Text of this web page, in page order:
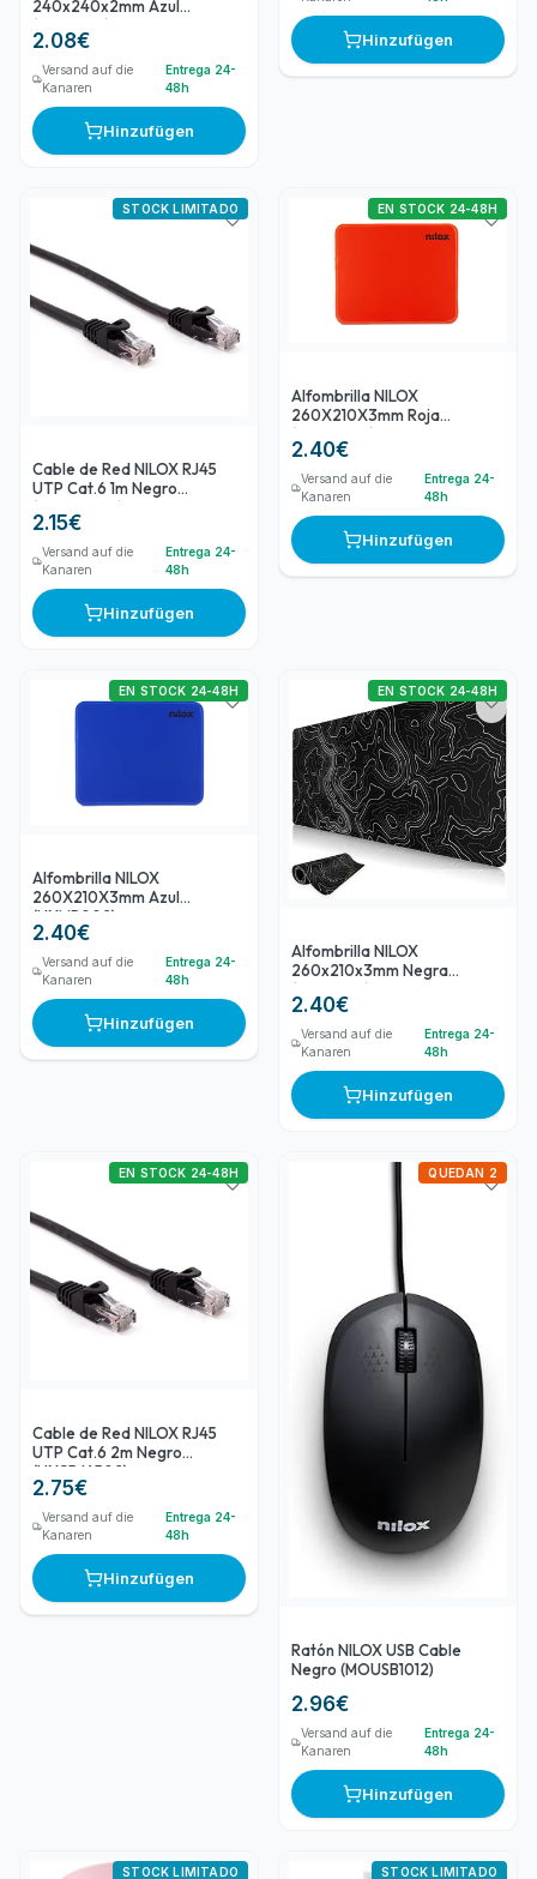
240x240x2mm Azul
(NXMP012)
2.08€
Versand auf die
Kanaren
Entrega 24-
48h
Hinzufügen
Hinzufügen
Cable de Red NILOX RJ45
UTP Cat.6 1m Negro
(NXCRJ4501)
2.15€
STOCK LIMITADO
Versand auf die
Kanaren
Entrega 24-
48h
Hinzufügen
Alfombrilla NILOX
260X210X3mm Roja
(NXMP003)
2.40€
EN STOCK 24-48H
Versand auf die
Kanaren
Entrega 24-
48h
Hinzufügen
Alfombrilla NILOX
260X210X3mm Azul
(NXMP002)
2.40€
EN STOCK 24-48H
Versand auf die
Kanaren
Entrega 24-
48h
Hinzufügen
Alfombrilla NILOX
260x210x3mm Negra
(NXMP001)
2.40€
EN STOCK 24-48H
Versand auf die
Kanaren
Entrega 24-
48h
Hinzufügen
Cable de Red NILOX RJ45
UTP Cat.6 2m Negro
(NXCRJ4502)
2.75€
EN STOCK 24-48H
Versand auf die
Kanaren
Entrega 24-
48h
Hinzufügen
Ratón NILOX USB Cable
Negro (MOUSB1012)
2.96€
QUEDAN 2
Versand auf die
Kanaren
Entrega 24-
48h
Hinzufügen
STOCK LIMITADO STOCK LIMITADO